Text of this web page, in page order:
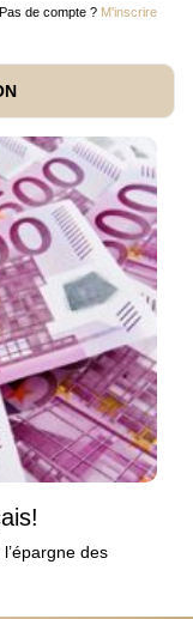
Pas de compte ? M'inscrire
des